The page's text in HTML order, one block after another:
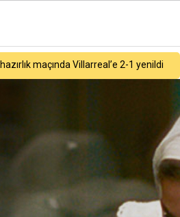
maçında Villarreal’e 2-1 yenildi